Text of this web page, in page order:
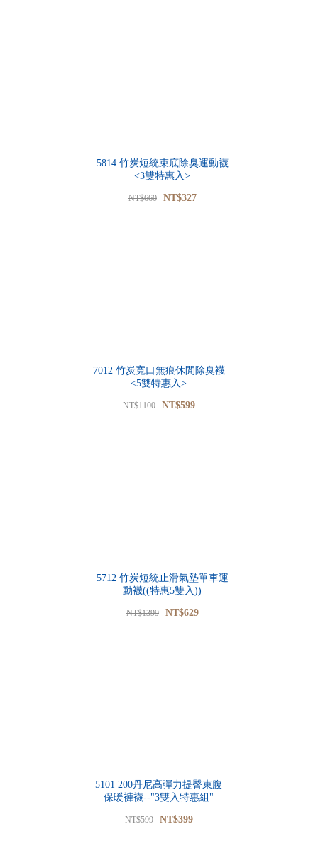
5814 竹炭短統束底除臭運動襪
<3雙特惠入>
NT$660 NT$327
7012 竹炭寬口無痕休閒除臭襪
<5雙特惠入>
NT$1100 NT$599
5712 竹炭短統止滑氣墊單車運
動襪((特惠5雙入))
NT$1399 NT$629
5101 200丹尼高彈力提臀束腹
保暖褲襪--"3雙入特惠組"
NT$599 NT$399